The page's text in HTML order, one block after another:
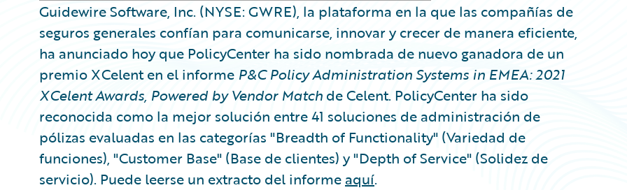
Guidewire Software, Inc. (NYSE: GWRE), la plataforma en la que las compañías de
seguros generales confían para comunicarse, innovar y crecer de manera eficiente,
ha anunciado hoy que PolicyCenter ha sido nombrada de nuevo ganadora de un
premio XCelent en el informe P&C Policy Administration Systems in EMEA: 2021
XCelent Awards, Powered by Vendor Match de Celent. PolicyCenter ha sido
reconocida como la mejor solución entre 41 soluciones de administración de
pólizas evaluadas en las categorías "Breadth of Functionality" (Variedad de
funciones), "Customer Base" (Base de clientes) y "Depth of Service" (Solidez de
servicio). Puede leerse un extracto del informe aquí.